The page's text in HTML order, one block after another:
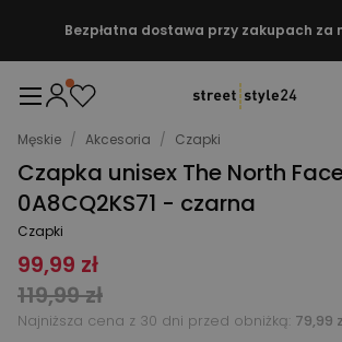
Bezpłatna dostawa przy zakupach za
Męskie / Akcesoria / Czapki
Czapka unisex The North
0A8CQ2KS71 - czarna
Czapki
99,99 zł
119,99 zł
Najniższa cena z 30 dni przed obniżką: 79,99